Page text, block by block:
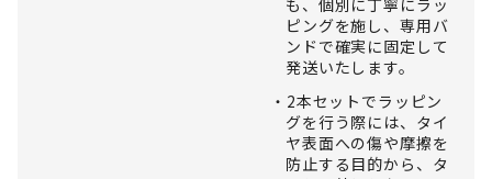
も、個別に丁寧にラッ
ピングを施し、専用バ
ンドで確実に固定して
発送いたします。
2本セットでラッピン
グを行う際には、タイ
ヤ表面への傷や摩擦を
防止する目的から、タ